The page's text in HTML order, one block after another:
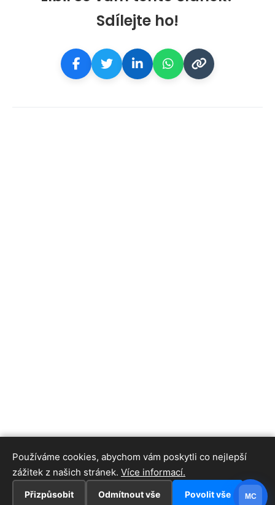
Sdílejte ho!
Používáme cookies, abychom vám poskytli co nejlepší
zážitek z našich stránek. Více informací.
Přizpůsobit Odmítnout vše Povolit vše MC